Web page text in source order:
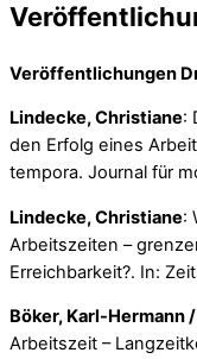
Veröffentlichungen
Lindecke, Christiane:
den Erfolg eines
tempora. Journal für
Lindecke, Christiane:
Arbeitszeiten –
Erreichbarkeit?. In:
Böker, Karl-Hermann
Arbeitszeit –